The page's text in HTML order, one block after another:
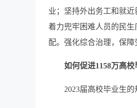
业；坚持外出务工和就
着力兜牢困难人员的民
配。强化综合治理，保障
如何促进1158万高校
2023届高校毕业生的规